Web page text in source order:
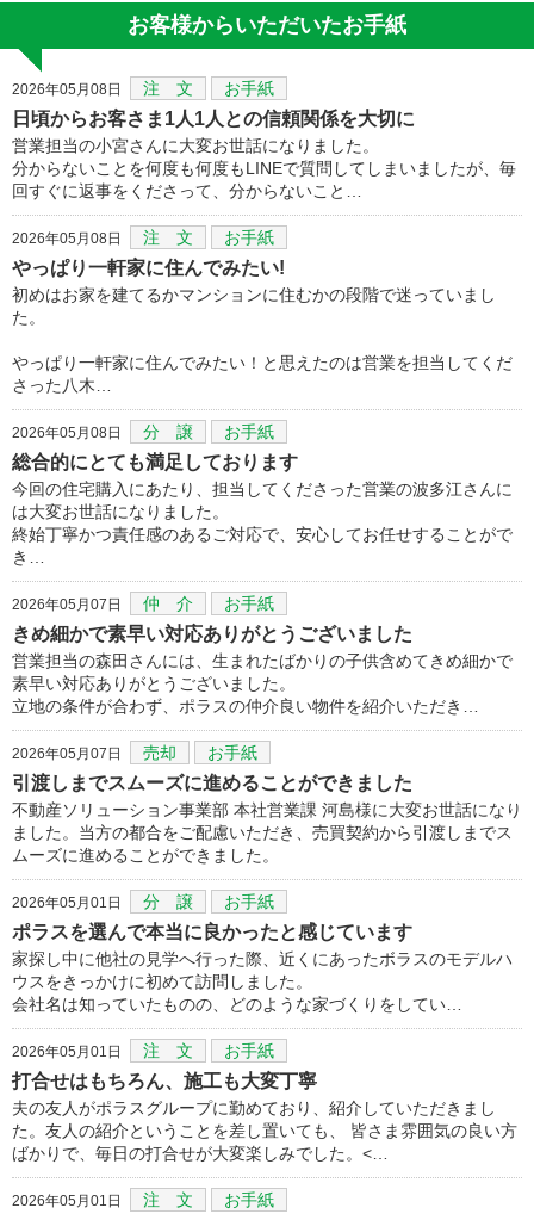
お客様からいただいたお手紙
2026年05月08日 注 文 お手紙
日頃からお客さま1人1人との信頼関係を大切に
営業担当の小宮さんに大変お世話になりました。
分からないことを何度も何度もLINEで質問してしまいましたが、毎
回すぐに返事をくださって、分からないこと…
2026年05月08日 注 文 お手紙
やっぱり一軒家に住んでみたい!
初めはお家を建てるかマンションに住むかの段階で迷っていまし
た。
やっぱり一軒家に住んでみたい！と思えたのは営業を担当してくだ
さった八木…
2026年05月08日 分 譲 お手紙
総合的にとても満足しております
今回の住宅購入にあたり、担当してくださった営業の波多江さんに
は大変お世話になりました。
終始丁寧かつ責任感のあるご対応で、安心してお任せすることがで
き…
2026年05月07日 仲 介 お手紙
きめ細かで素早い対応ありがとうございました
営業担当の森田さんには、生まれたばかりの子供含めてきめ細かで
素早い対応ありがとうございました。
立地の条件が合わず、ポラスの仲介良い物件を紹介いただき…
2026年05月07日 売却 お手紙
引渡しまでスムーズに進めることができました
不動産ソリューション事業部 本社営業課 河島様に大変お世話になり
ました。当方の都合をご配慮いただき、売買契約から引渡しまでス
ムーズに進めることができました。
2026年05月01日 分 譲 お手紙
ポラスを選んで本当に良かったと感じています
家探し中に他社の見学へ行った際、近くにあったボラスのモデルハ
ウスをきっかけに初めて訪問しました。
会社名は知っていたものの、どのような家づくりをしてい…
2026年05月01日 注 文 お手紙
打合せはもちろん、施工も大変丁寧
夫の友人がポラスグループに勤めており、紹介していただきまし
た。友人の紹介ということを差し置いても、 皆さま雰囲気の良い方
ばかりで、毎日の打合せが大変楽しみでした。<…
2026年05月01日 注 文 お手紙